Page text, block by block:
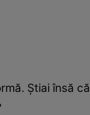
Ştiai însă că